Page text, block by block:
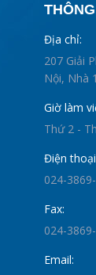
Địa chỉ:
207 Giải
Nội, Nhà
Giờ làm
Thứ 2 -
Điện
024-
Fax:
024-
Email: